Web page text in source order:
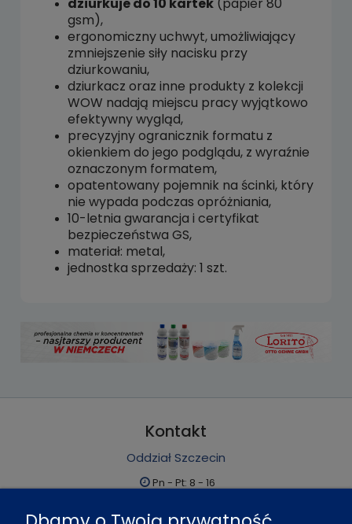
gsm),
ergonomiczny uchwyt, umożliwiający
zmniejszenie siły nacisku przy
dziurkowaniu,
dziurkacz oraz inne produkty z kolekcji
WOW nadają miejscu pracy wyjątkowo
efektywny wygląd,
precyzyjny ogranicznik formatu z
okienkiem do jego podglądu, z wyraźnie
oznaczonym formatem,
opatentowany pojemnik na ścinki, który
nie wypada podczas opróżniania,
10-letnia gwarancja i certyfikat
bezpieczeństwa GS,
materiał: metal,
jednostka sprzedaży: 1 szt.
Kontakt
Oddział Szczecin
Pn - Pt: 8 - 16